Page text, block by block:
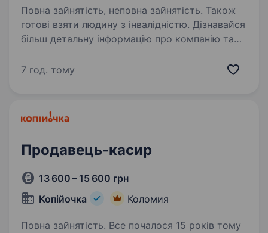
Повна зайнятість, неповна зайнятість. Також
готові взяти людину з інвалідністю. Дізнавайся
більш детальну інформацію про компанію та
robota.avrora.ua
працювати…
7 год. тому
Продавець-касир
13 600 – 15 600 грн
Копійочка
Коломия
Повна зайнятість. Все почалося 15 років тому